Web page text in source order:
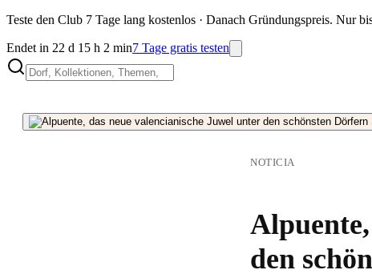
Teste den Club 7 Tage lang kostenlos · Danach Gründungspreis. Nur
Endet in 22 d 15 h 2 min7 Tage gratis testen
NOTICIA
den